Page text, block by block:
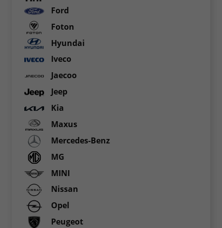
Ford
Foton
Hyundai
Iveco
Jaecoo
Jeep
Kia
Maxus
Mercedes-Benz
MG
MINI
Nissan
Opel
Peugeot